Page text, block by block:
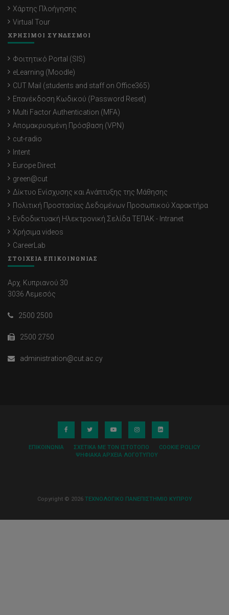
Χάρτης Πλοήγησης
Virtual Tour
ΧΡΗΣΙΜΟΙ ΣΥΝΔΕΣΜΟΙ
Φοιτητικό Portal (SIS)
eLearning (Moodle)
CUT Mail (students and staff on Office365)
Επανέκδοση Κωδικού (Password Reset)
Multi Factor Authentication (MFA)
Απομακρυσμένη Πρόσβαση (VPN)
cut-radio
Intent
Europe Direct
green@cut
Δίκτυο Ενίσχυσης και Ανάπτυξης της Μάθησης
Πολιτική Προστασίας Δεδομένων Προσωπικού Χαρακτήρα
Ενδοδικτυακή Ηλεκτρονική Σελίδα ΤΕΠΑΚ - Intranet
Χρήσιμα videos
CareerLab
ΣΤΟΙΧΕΙΑ ΕΠΙΚΟΙΝΩΝΙΑΣ
Αρχ. Κυπριανού 30
3036 Λεμεσός
2500 2500
2500 2750
administration@cut.ac.cy
ΕΠΙΚΟΙΝΩΝΊΑ ΣΧΕΤΙΚΆ ΜΕ ΤΟΝ ΙΣΤΌΤΟΠΟ
COOKIE POLICY
ΨΗΦΙΑΚΆ ΑΡΧΕΊΑ ΛΟΓΌΤΥΠΟΥ
Copyright © 2026 ΤΕΧΝΟΛΟΓΙΚΟ ΠΑΝΕΠΙΣΤΗΜΙΟ ΚΥΠΡΟΥ